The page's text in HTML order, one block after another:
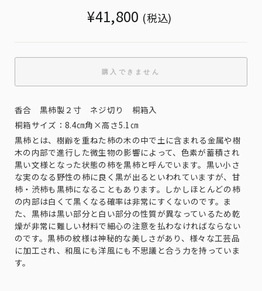
Translation
missing:
¥41,800 (税込)
購入できません
香合 黒柿製２寸 ネジ切り 桐箱入
桐箱サイズ：8.4㎝角×高さ5.1㎝
黒柿とは、樹齢を重ねた柿の木の中で土に含まれる金属や樹
木の内部で進行した微生物の影響によって、色素が蓄積され
黒い文様となった状態の柿を黒柿と呼んでいます。黒い小さ
な実のなる野性の柿に良く黒が出るといわれていますが、甘
柿・渋柿も黒柿になることもあります。しかしほとんどの柿
の内部は白くて黒くなる確率は非常にすくないのです。ま
た、黒柿は黒い部分と白い部分の性質が異なっているため乾
燥が非常に難しい材料で細心の注意を払わなければならない
のです。黒柿の紋様は神秘的な美しさがあり、様々な工芸品
に加工され、和風にも洋風にも不思議と合う力を持っていま
す。